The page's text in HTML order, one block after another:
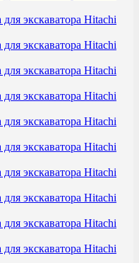
экскаватора Hitachi
экскаватора Hitachi
экскаватора Hitachi
экскаватора Hitachi
экскаватора Hitachi
экскаватора Hitachi
экскаватора Hitachi
экскаватора Hitachi
экскаватора Hitachi
экскаватора Hitachi